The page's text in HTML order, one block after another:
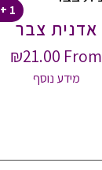
1 + 4
אדנית צבר
From
₪21.00
מידע נוסף